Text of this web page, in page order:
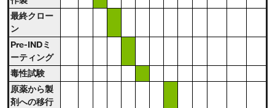
最終クロー
ン
Pre-INDミ
ーティング
毒性試験
原薬から製
剤への移行